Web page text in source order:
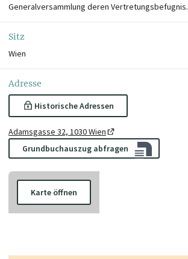
Generalversammlung deren Vertretungsbefugnis.
Sitz
Wien
Adresse
Historische Adressen
Adamsgasse 32, 1030 Wien
Grundbuchauszug abfragen
Karte öffnen